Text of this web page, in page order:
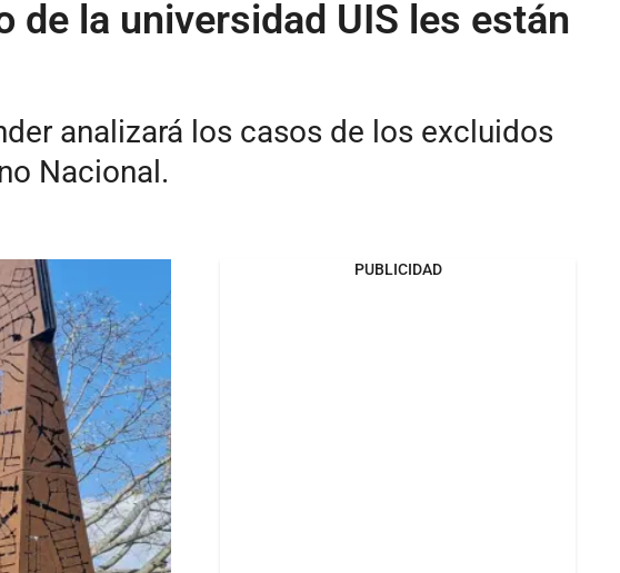
la universidad UIS les están
analizará los casos de los excluidos
Nacional.
PUBLICIDAD